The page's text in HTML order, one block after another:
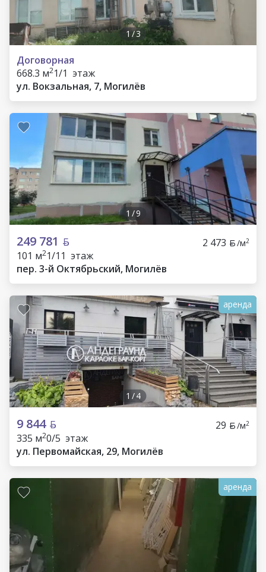
1 /3
Договорная
668.3 м21/1 этаж
ул. Вокзальная, 7, Могилёв
1 /9
249 781 2 473 /м2
101 м21/11 этаж
пер. 3-й Октябрьский, Могилёв
1 /4
аренда
9 844 29 /м2
335 м20/5 этаж
ул. Первомайская, 29, Могилёв
аренда